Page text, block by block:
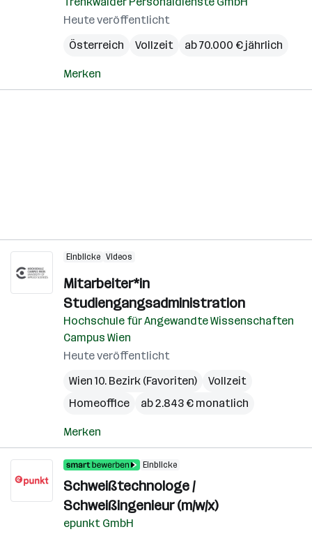
Heute veröffentlicht
Österreich
Vollzeit ab 70.000 € jährlich
Merken
Einblicke Videos
Mitarbeiter*in
Studiengangsadministration
Hochschule für Angewandte Wissenschaften
Campus Wien
Heute veröffentlicht
Wien 10. Bezirk (Favoriten)
Vollzeit
Homeoffice
ab 2.843 € monatlich
Merken
Einblicke
Schweißtechnologe /
Schweißingenieur (m/w/x)
epunkt GmbH